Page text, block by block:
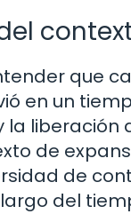
que
en un
liberación
de
de
del